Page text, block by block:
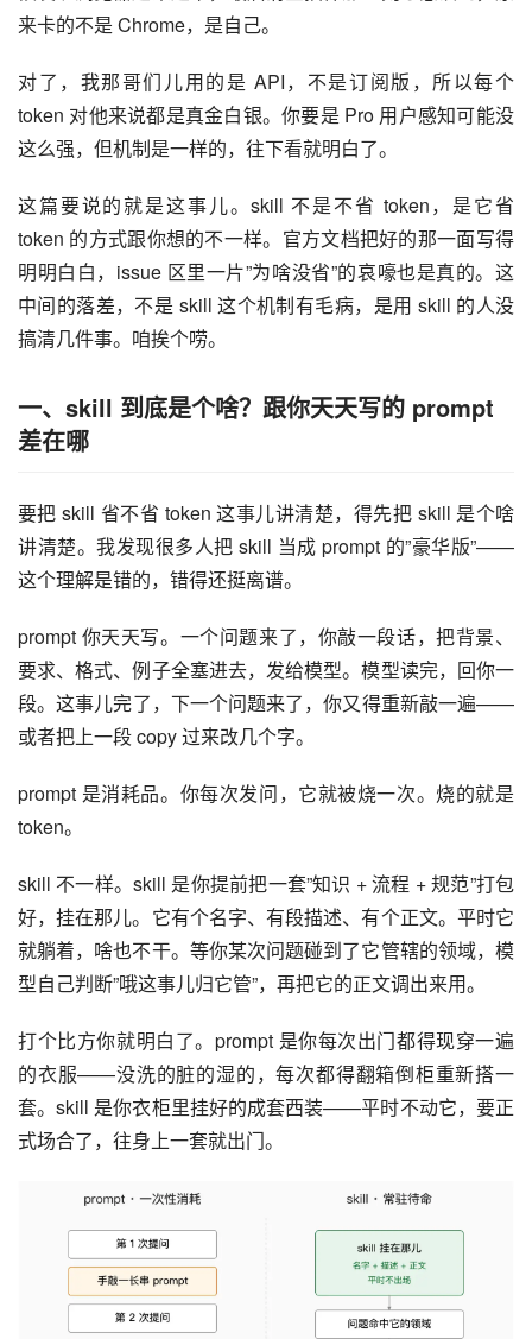
来卡的不是 Chrome，是自己。
对了，我那哥们儿用的是 API，不是订阅版，所以每个
token 对他来说都是真金白银。你要是 Pro 用户感知可能没
这么强，但机制是一样的，往下看就明白了。
这篇要说的就是这事儿。skill 不是不省 token，是它省
token 的方式跟你想的不一样。官方文档把好的那一面写得
明明白白，issue 区里一片”为啥没省”的哀嚎也是真的。这
中间的落差，不是 skill 这个机制有毛病，是用 skill 的人没
搞清几件事。咱挨个唠。
一、 skill 到底是个啥？跟你天天写的 prompt
差在哪
要把 skill 省不省 token 这事儿讲清楚，得先把 skill 是个啥
讲清楚。我发现很多人把 skill 当成 prompt 的”豪华版”——
这个理解是错的，错得还挺离谱。
prompt 你天天写。一个问题来了，你敲一段话，把背景、
要求、格式、例子全塞进去，发给模型。模型读完，回你一
段。这事儿完了，下一个问题来了，你又得重新敲一遍——
或者把上一段 copy 过来改几个字。
prompt 是消耗品。你每次发问，它就被烧一次。烧的就是
token。
skill 不一样。skill 是你提前把一套”知识 + 流程 + 规范”打包
好，挂在那儿。它有个名字、有段描述、有个正文。平时它
就躺着，啥也不干。等你某次问题碰到了它管辖的领域，模
型自己判断”哦这事儿归它管”，再把它的正文调出来用。
打个比方你就明白了。prompt 是你每次出门都得现穿一遍
的衣服——没洗的脏的湿的，每次都得翻箱倒柜重新搭一
套。skill 是你衣柜里挂好的成套西装——平时不动它，要正
式场合了，往身上一套就出门。